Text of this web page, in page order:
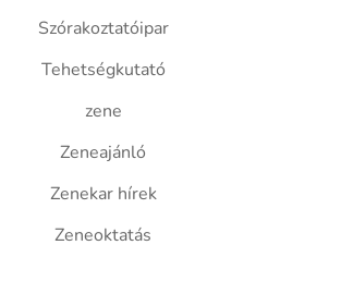
Szórakoztatóipar
Tehetségkutató
zene
Zeneajánló
Zenekar hírek
Zeneoktatás